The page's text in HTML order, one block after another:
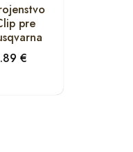
pre
€